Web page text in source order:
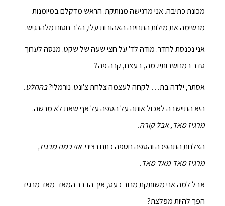
מכונת כתיבה. אני מרגישה מנותקת. הראש מדקלם במיומנות
מרשימה את מילות התחינה האהובות עלי, הלב חסום מלהרגיש.
אני נכנסת לחדר. מודה לד' על חצי שעה של שקט. מנסה לערוך
סדר במחשבותיי. מה, בעצם, קרה פה?
אסתר, ילדה בת… לקחה לעצמה צלחת צ'ונט. נורמלי?בהחלט.
היא התיישבה לאכול אותה על הספה על אף שאת לא מרשה.
מרגיז מאד, אבל קורה.
הצלחת התהפכה והספה חטפה כתם רציני.אוי כמה מרגיז,
מרגיז מאד מאד מאד.
אבל למה אני משותקת מרוב כעס, איך הדבר המאד-מאד מרגיז
הפך להיות מפלצת?